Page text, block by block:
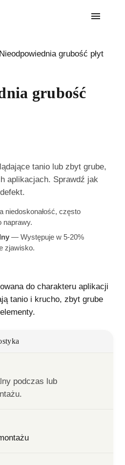
Nieodpowiednia grubość płyt
grubość
tanio lub zbyt grube,
aplikacjach. Sprawdź jak
niedoskonałość, często
naprawy.
— Występuje w 5-20%
zjawisko.
do charakteru aplikacji
tanio i krucho, zbyt grube
podczas lub